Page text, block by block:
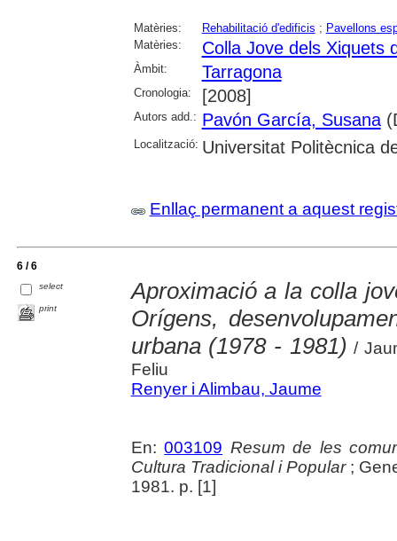
Matèries: Rehabilitació d'edificis ; Pavellons
Matèries:
Colla Jove dels Xiquets
Àmbit: Tarragona
Cronologia: [2008]
Autors add.: Pavón García, Susana
Localització: Universitat Politècnica
Enllaç permanent a aquest
6 / 6
select
print
Aproximació a la colla
Orígens,
urbana (1978 - 1981) /
Feliu
Renyer i Alimbau, Jaume
En:003109 Resum de les
Cultura Tradicional i Popular;
1981. p. [1]